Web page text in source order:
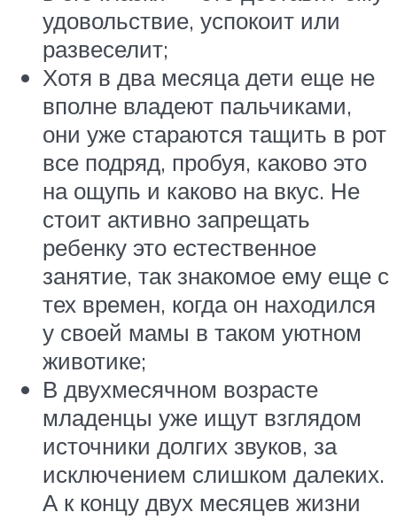
удовольствие, успокоит или
развеселит;
Хотя в два месяца дети еще не
вполне владеют пальчиками,
они уже стараются тащить в рот
все подряд, пробуя, каково это
на ощупь и каково на вкус. Не
стоит активно запрещать
ребенку это естественное
занятие, так знакомое ему еще с
тех времен, когда он находился
у своей мамы в таком уютном
животике;
В двухмесячном возрасте
младенцы уже ищут взглядом
источники долгих звуков, за
исключением слишком далеких.
А к концу двух месяцев жизни